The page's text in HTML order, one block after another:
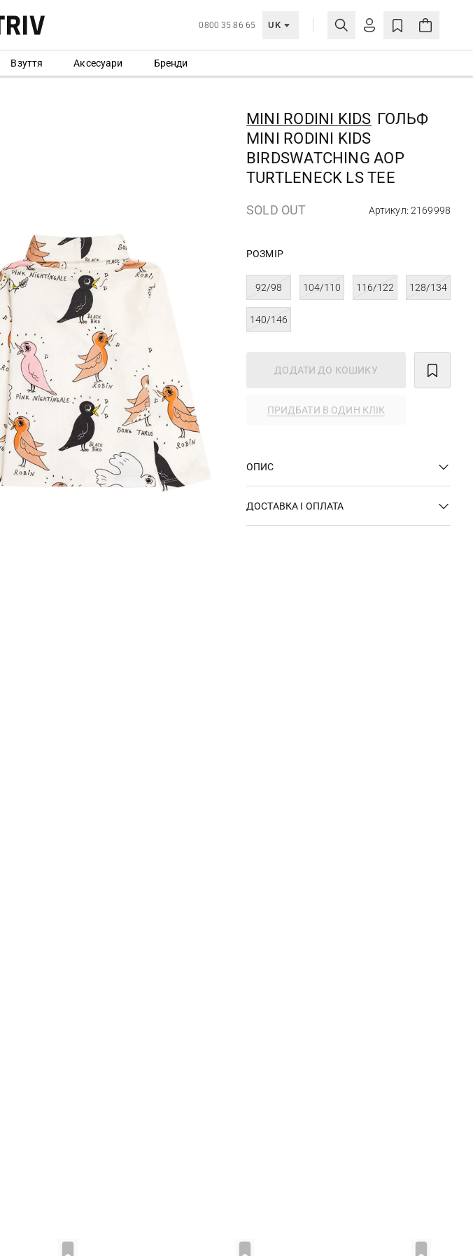
0800 35 86 65 UK
МОЯ ОБЛІКІВКА
Ще не зареєстровані?
СТВОРИТИ ОБЛІКІВКУ
Взуття Аксесуари Бренди
MINI RODINI KIDS ГОЛЬФ
MINI RODINI KIDS
BIRDSWATCHING AOP
TURTLENECK LS TEE
SOLD OUT Артикул: 2169998
РОЗМІР
92/98 104/110 116/122 128/134
140/146
ДОДАТИ ДО КОШИКУ
ПРИДБАТИ В ОДИН КЛІК
ОПИС
ДОСТАВКА І ОПЛАТА